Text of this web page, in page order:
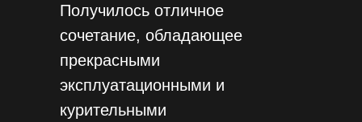
Получилось отличное
сочетание, обладающее
прекрасными
эксплуатационными и
курительными